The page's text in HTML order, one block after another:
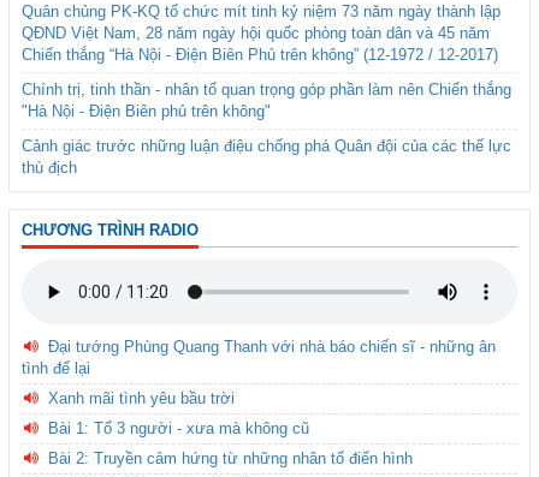
Quân chủng PK-KQ tổ chức mít tinh kỷ niệm 73 năm ngày thành lập
QĐND Việt Nam, 28 năm ngày hội quốc phòng toàn dân và 45 năm
Chiến thắng “Hà Nội - Điện Biên Phủ trên không” (12-1972 / 12-2017)
Chính trị, tinh thần - nhân tố quan trọng góp phần làm nên Chiến thắng
"Hà Nội - Điện Biên phủ trên không"
Cảnh giác trước những luận điệu chống phá Quân đội của các thế lực
thù địch
CHƯƠNG TRÌNH RADIO
Đại tướng Phùng Quang Thanh với nhà báo chiến sĩ - những ân
tình để lại
Xanh mãi tình yêu bầu trời
Bài 1: Tổ 3 người - xưa mà không cũ
Bài 2: Truyền cảm hứng từ những nhân tố điển hình